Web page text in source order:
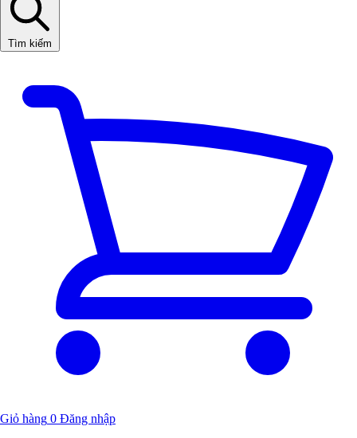
Tìm kiếm
Giỏ hàng 0 Đăng nhập